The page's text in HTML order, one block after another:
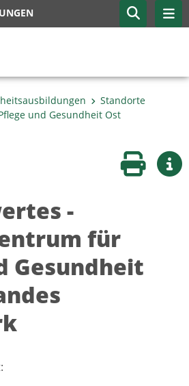
Standorte
und Gesundheit Ost
Seite
-
für
Gesundheit